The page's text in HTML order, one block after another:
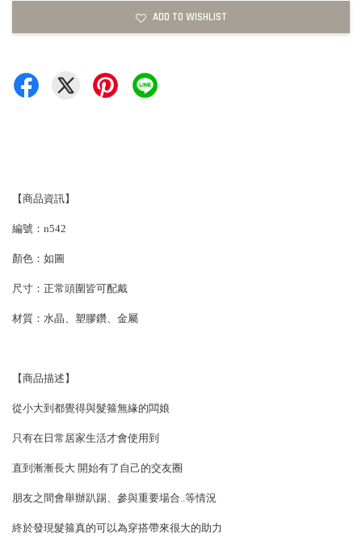
ADD TO WISHLIST
【商品資訊】
編號：n542
顏色：如圖
尺寸：正常頭圍皆可配戴
材質： 水晶、塑膠鑽、金屬
【商品描述】
從小大到都覺得與髮箍無緣的闆娘
只有在日常居家生活才會使用到
直到漸漸長大 開始有了自己的交友圈
朋友之間會舉辦趴踢、參與重要場合..等情況
終於發現髮箍真的可以為穿搭帶來很大的助力